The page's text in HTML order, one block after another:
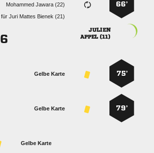
66’
  
für   

 

75’
Gelbe Karte
79’
Gelbe Karte
Gelbe Karte